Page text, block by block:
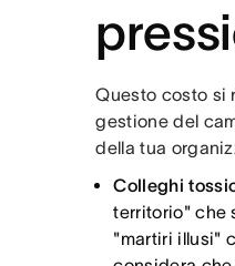
Questo costo si
gestione del
della tua
Colleghi
territorio" che
"martiri illusi"